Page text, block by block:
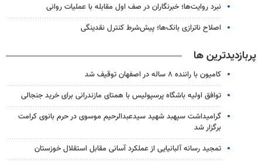
نبرد روایت‌ها؛ خبرنگاران در صف اول مقابله با عملیات روانی
اصلاح ناترازی بانک‌ها؛ پیش‌شرط کنترل نقدینگی
پربازدیدترین ها
کامیون با راننده ۸ ساله در اصفهان توقیف شد
توافق اولیه باشگاه پرسپولیس با همتای مازندرانی برای خرید جنجالی
گرامیداشت سپهبد شهید سیدعبدالرحیم موسوی در حرم بانوی کرامت
برگزار شد
تمجید رسانه آلبانیایی از عملکرد آسانی مقابل استقلال خوزستان